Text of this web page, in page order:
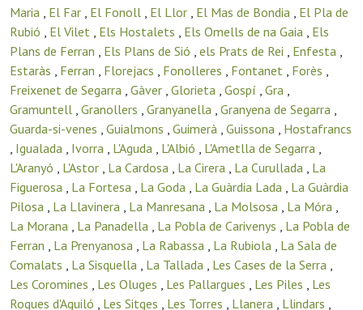
Maria , El Far , El Fonoll , El Llor , El Mas de Bondia , El Pla de
Rubió , El Vilet , Els Hostalets , Els Omells de na Gaia , Els
Plans de Ferran , Els Plans de Sió , els Prats de Rei , Enfesta ,
Estaràs , Ferran , Florejacs , Fonolleres , Fontanet , Forès ,
Freixenet de Segarra , Gàver , Glorieta , Gospí , Gra ,
Gramuntell , Granollers , Granyanella , Granyena de Segarra ,
Guarda-si-venes , Guialmons , Guimerà , Guissona , Hostafrancs
, Igualada , Ivorra , L'Aguda , L'Albió , L'Ametlla de Segarra ,
L'Aranyó , L'Astor , La Cardosa , La Cirera , La Curullada , La
Figuerosa , La Fortesa , La Goda , La Guàrdia Lada , La Guàrdia
Pilosa , La Llavinera , La Manresana , La Molsosa , La Móra ,
La Morana , La Panadella , La Pobla de Carivenys , La Pobla de
Ferran , La Prenyanosa , La Rabassa , La Rubiola , La Sala de
Comalats , La Sisquella , La Tallada , Les Cases de la Serra ,
Les Coromines , Les Oluges , Les Pallargues , Les Piles , Les
Roques d'Aguiló , Les Sitges , Les Torres , Llanera , Llindars ,